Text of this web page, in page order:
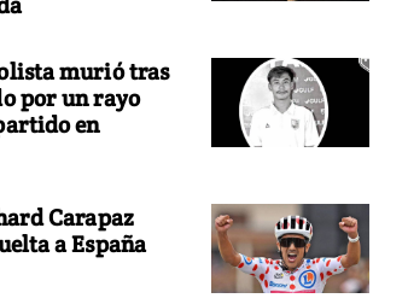
murió tras
por un rayo
en
Carapaz
a España